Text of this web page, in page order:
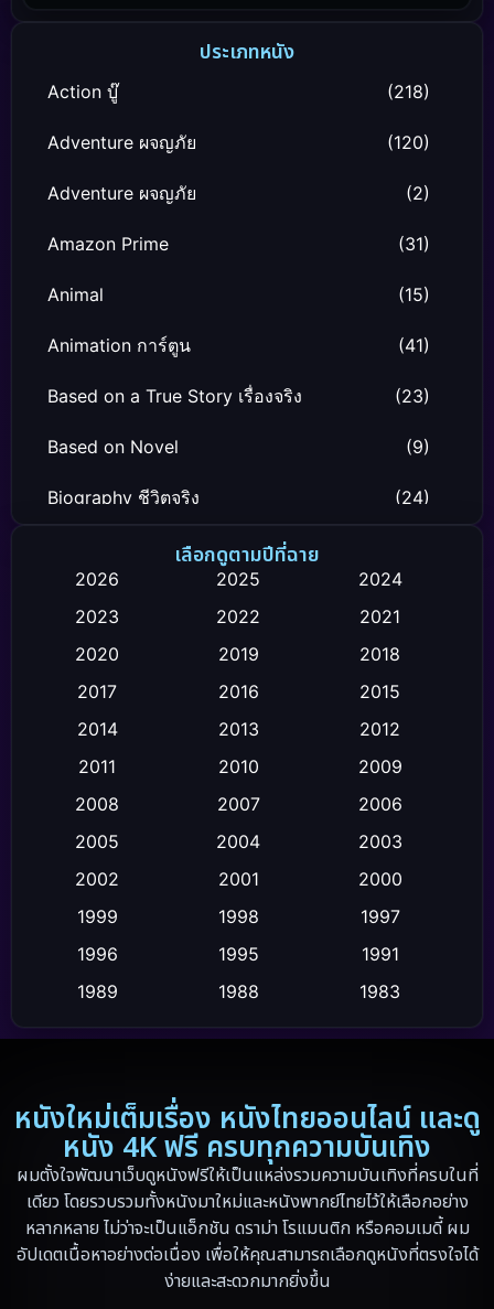
ประเภทหนัง
Action บู๊ (218)
Adventure ผจญภัย (120)
Adventure ผจญภัย (2)
Amazon Prime (31)
Animal (15)
Animation การ์ตูน (41)
Based on a True Story เรื่องจริง (23)
Based on Novel (9)
Biography ชีวิตจริง (24)
Comedy ตลก (119)
Comedy ตลก
Crime อาชญากรรม (111)
Crime อาชญากรรม
Culture
Dance เต้น
Disaster (13)
Disney+ (5)
Documentary สารคดี (19)
Drama ดราม่า (10)
เลือกดูตามปีที่ฉาย
2026 2025
2024
2023
2022
2021
2020
2019
2018
2017
2016
2015
2014
2013
2012
2011
2010
2009
2008
2007
2006
2005
2004
2003
2002
2001
2000
1999
1998
1997
1996
1995
1991
1989
1988
1983
1982
1971
1962
หนังใหม่เต็มเรื่อง หนังไทยออนไลน์ และดู
หนัง 4K ฟรี ครบทุกความบันเทิง
ผมตั้งใจพัฒนาเว็บดูหนังฟรีให้เป็นแหล่งรวมความบันเทิงที่ครบในที่
เดียว โดยรวบรวมทั้งหนังมาใหม่และหนังพากย์ไทยไว้ให้เลือกอย่าง
หลากหลาย ไม่ว่าจะเป็นแอ็กชัน ดราม่า โรแมนติก หรือคอมเมดี้ ผม
อัปเดตเนื้อหาอย่างต่อเนื่อง เพื่อให้คุณสามารถเลือกดูหนังที่ตรงใจได้
ง่ายและสะดวกมากยิ่งขึ้น